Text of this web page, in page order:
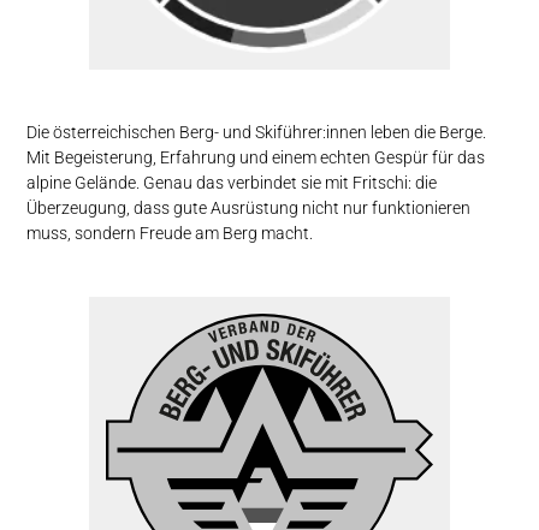
Die österreichischen Berg- und Skiführer:innen leben die Berge.
Mit Begeisterung, Erfahrung und einem echten Gespür für das
alpine Gelände. Genau das verbindet sie mit Fritschi: die
Überzeugung, dass gute Ausrüstung nicht nur funktionieren
muss, sondern Freude am Berg macht.